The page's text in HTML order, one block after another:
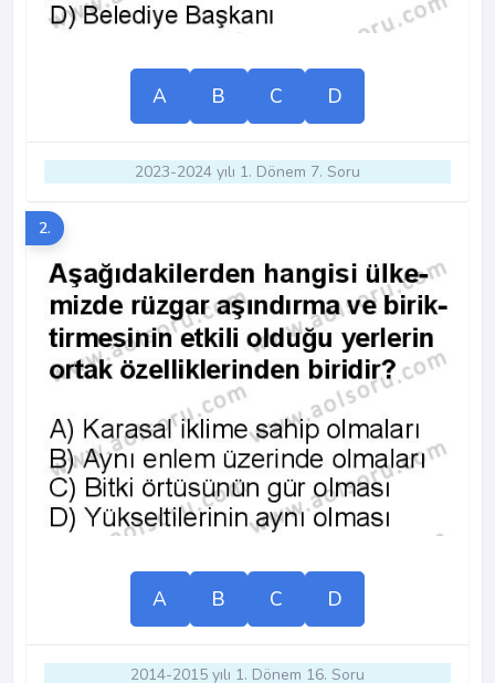
A B C D
2023-2024 yılı 1. Dönem 7. Soru
2.
A B C D
2014-2015 yılı 1. Dönem 16. Soru